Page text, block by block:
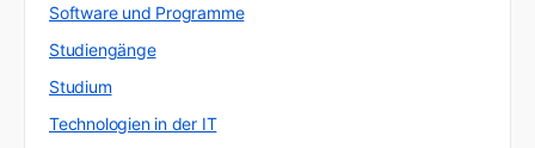
Software und Programme
Studiengänge
Studium
Technologien in der IT